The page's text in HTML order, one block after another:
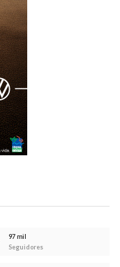
97 mil
Seguidores